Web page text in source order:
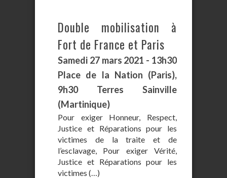
Double mobilisation à
Fort de France et Paris
Samedi 27 mars 2021 - 13h30
Place de la Nation (Paris),
9h30 Terres Sainville
(Martinique)
Pour exiger Honneur, Respect,
Justice et Réparations pour les
victimes de la traite et de
l’esclavage, Pour exiger Vérité,
Justice et Réparations pour les
victimes (…)